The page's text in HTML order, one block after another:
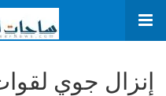
إنزال جوي